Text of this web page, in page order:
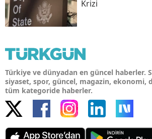
Krizi
Türkiye ve dünyadan en güncel haberler.
siyaset, spor, güncel, magazin, ekonomi,
tüm kategoride haberler.